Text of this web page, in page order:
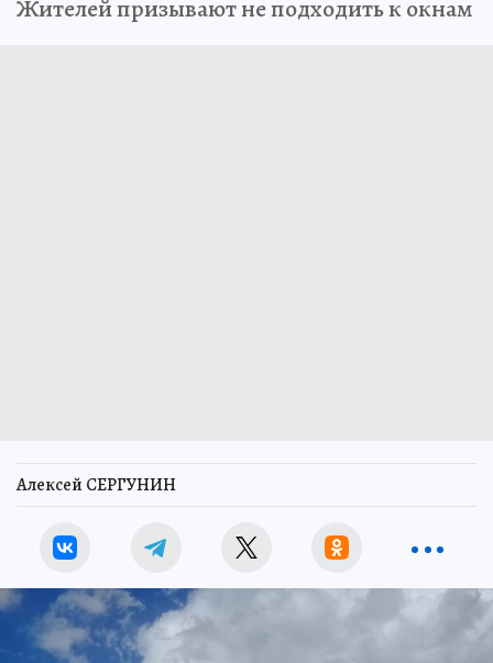
Жителей призывают не подходить к окнам
Алексей СЕРГУНИН